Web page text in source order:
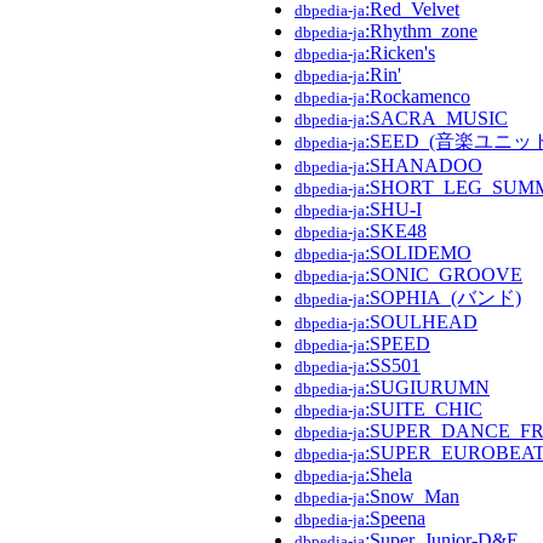
dbpedia-ja:Red_Velvet
dbpedia-ja:Rhythm_zone
dbpedia-ja:Ricken's
dbpedia-ja:Rin'
dbpedia-ja:Rockamenco
dbpedia-ja:SACRA_MUSIC
dbpedia-ja:SEED_(音楽ユニッ
dbpedia-ja:SHANADOO
dbpedia-ja
dbpedia-ja:SHU-I
dbpedia-ja:SKE48
dbpedia-ja:SOLIDEMO
dbpedia-ja:SONIC_GROOVE
dbpedia-ja:SOPHIA_(バンド)
dbpedia-ja:SOULHEAD
dbpedia-ja:SPEED
dbpedia-ja:SS501
dbpedia-ja:SUGIURUMN
dbpedia-ja:SUITE_CHIC
dbpedia-ja
dbpedia-ja
dbpedia-ja:Shela
dbpedia-ja:Snow_Man
dbpedia-ja:Speena